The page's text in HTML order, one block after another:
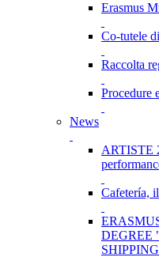
Erasmus
Co-tutele
Raccolta
Procedure
News
ARTISTE
Cafetería,
DEGREE